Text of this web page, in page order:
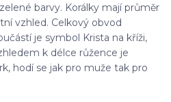
barvy. Korálky mají průměr
vzhled. Celkový obvod
je symbol Krista na kříži,
k délce růžence je
hodí se jak pro muže tak pro